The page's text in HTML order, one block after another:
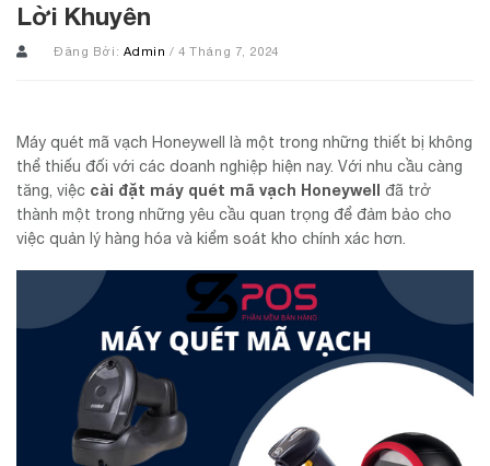
Lời Khuyên
Đăng Bởi: Admin/ 4 Tháng 7, 2024
Máy quét mã vạch Honeywell là một trong những thiết bị không
thể thiếu đối với các doanh nghiệp hiện nay. Với nhu cầu càng
tăng, việc cài đặt máy quét mã vạch Honeywell đã trở
thành một trong những yêu cầu quan trọng để đảm bảo cho
việc quản lý hàng hóa và kiểm soát kho chính xác hơn.